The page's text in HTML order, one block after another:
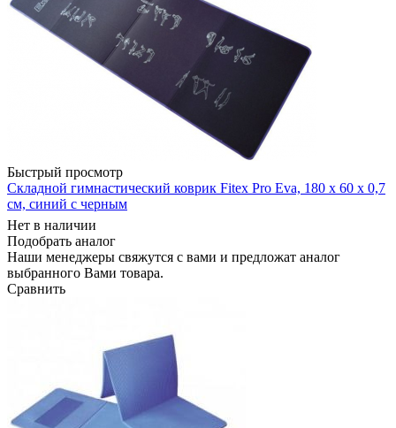
Быстрый просмотр
Складной гимнастический коврик Fitex Pro Eva, 180 х 60 х 0,7
см, синий с черным
Нет в наличии
Подобрать аналог
Наши менеджеры свяжутся с вами и предложат аналог
выбранного Вами товара.
Сравнить